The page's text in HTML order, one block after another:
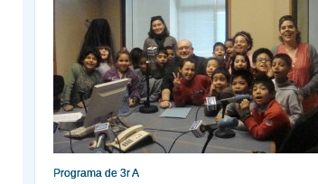
Programa de 3r A